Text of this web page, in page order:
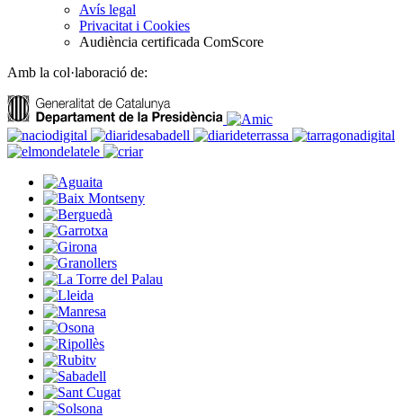
Avís legal
Privacitat i Cookies
Audiència certificada ComScore
Amb la col·laboració de: